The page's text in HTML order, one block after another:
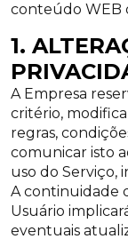
conteúdo WEB
1.
A Empresa
critério,
regras,
comunicar isto
uso do Serviço,
A continuidade
Usuário
eventuais